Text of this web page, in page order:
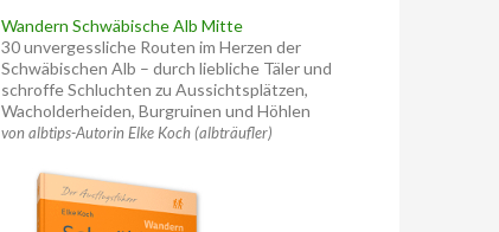
Wandern Schwäbische Alb Mitte
30 unvergessliche Routen im Herzen der
Schwäbischen Alb – durch liebliche Täler und
schroffe Schluchten zu Aussichtsplätzen,
Wacholderheiden, Burgruinen und Höhlen
von albtips-Autorin Elke Koch (albträufler)